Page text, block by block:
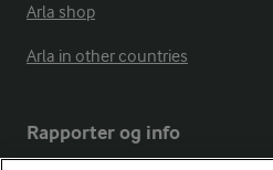
Arla shop
Arla in other countries
Rapporter og info